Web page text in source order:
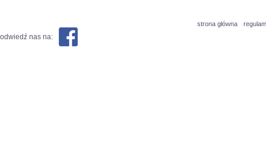
strona główna
odwiedź nas na: